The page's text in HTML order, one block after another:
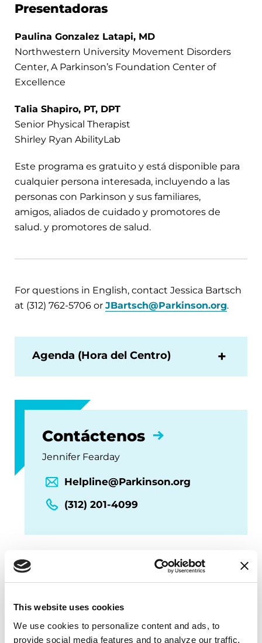
This website uses cookies
We use cookies to personalize content and ads, to
provide social media features and to analyze our traffic.
Presentadoras
Paulina Gonzalez Latapi, MD
Northwestern University Movement Disorders
Center, A Parkinson’s Foundation Center of
Excellence
Talia Shapiro, PT, DPT
Senior Physical Therapist
Shirley Ryan AbilityLab
Este programa es gratuito y está disponible para
cualquier persona interesada, incluyendo a las
personas con Parkinson y sus familiares,
amigos, aliados de cuidado y promotores de
salud. y promotores de salud.
For questions in English, contact Jessica Bartsch
at (312) 762-5706 or JBartsch@Parkinson.org.
Agenda (Hora del Centro)
Contáctenos
Jennifer Fearday
Helpline@Parkinson.org
(312) 201-4099
SEGURIDAD COVID: La salud y seguridad
son nuestra máxima prioridad. Seguimos